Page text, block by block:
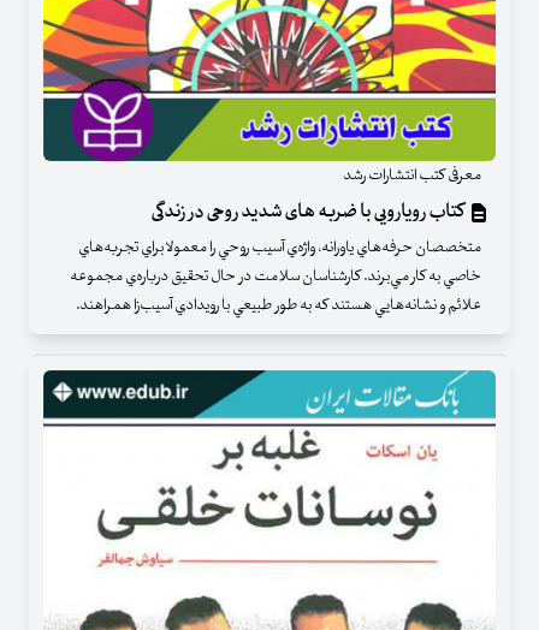
معرفی کتب انتشارات رشد
کتاب رویارویی با ضربه های شدید روحی در زندگی
متخصصان حرفه‌هاي ياورانه، واژه‌‌ي آسيب روحي را معمولا براي تجربه‌هاي
خاصي به كار مي‌برند. كارشناسان سلامت در حال تحقيق درباره‌ي مجموعه
علائم و نشانه‌هايي هستند كه به طور طبيعي با رويدادي آسيب‌زا همراهند.